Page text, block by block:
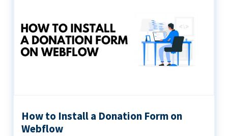
How to Install a Donation Form on
Webflow